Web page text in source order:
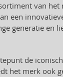
van
een
generatie en
de
het merk ook